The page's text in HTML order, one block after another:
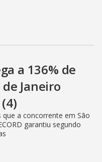
a 136% de
Janeiro
que a concorrente em São
garantiu segundo